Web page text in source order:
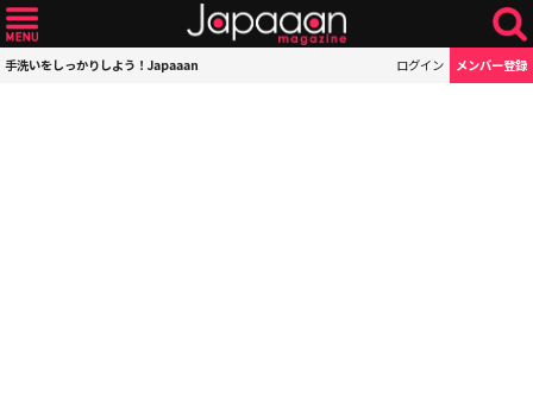
手洗いをしっかりしよう！Japaaan ログイン メンバー登録